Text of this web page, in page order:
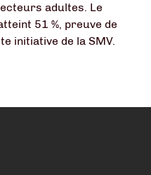
adultes. Le
51 %, preuve de
initiative de la SMV.